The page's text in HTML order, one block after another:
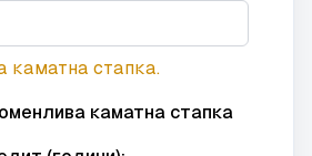
каматна стапка.
каматна стапка